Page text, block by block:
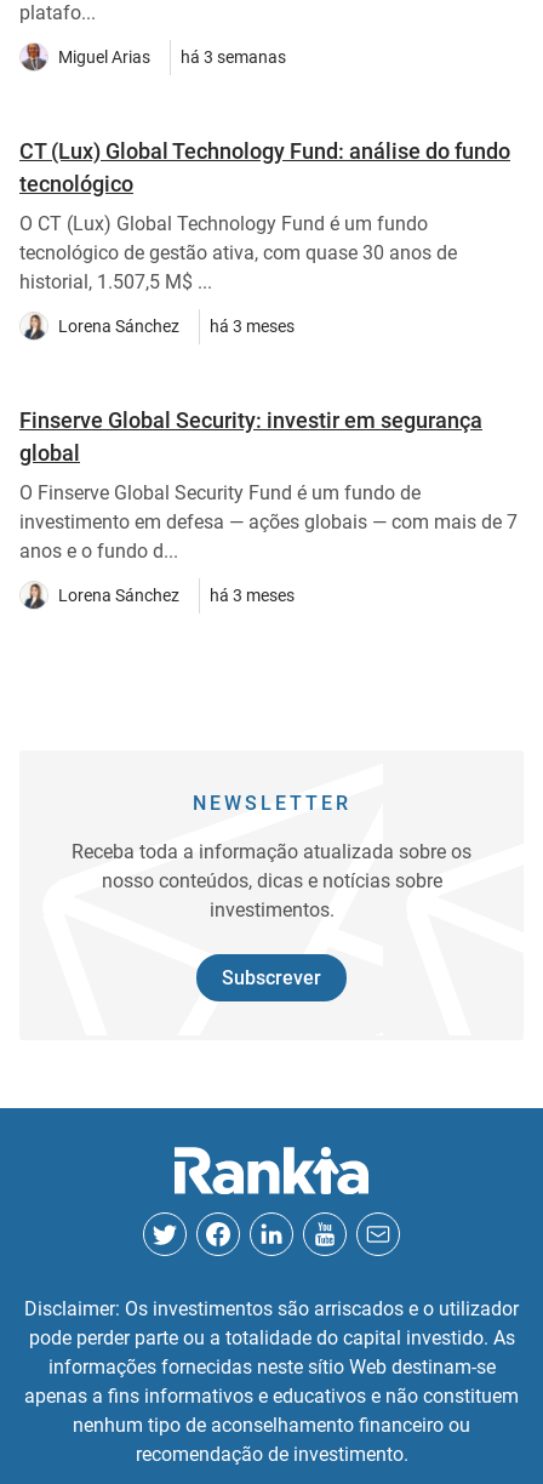
platafo...
Miguel Arias há 3 semanas
CT (Lux) Global Technology Fund: análise do fundo
tecnológico
O CT (Lux) Global Technology Fund é um fundo
tecnológico de gestão ativa, com quase 30 anos de
historial, 1.507,5 M$ ...
Lorena Sánchez há 3 meses
Finserve Global Security: investir em segurança
global
O Finserve Global Security Fund é um fundo de
investimento em defesa — ações globais — com mais de 7
anos e o fundo d...
Lorena Sánchez há 3 meses
NEWSLETTER
Receba toda a informação atualizada sobre os
nosso conteúdos, dicas e notícias sobre
investimentos.
Subscrever
Disclaimer: Os investimentos são arriscados e o utilizador
pode perder parte ou a totalidade do capital investido. As
informações fornecidas neste sítio Web destinam-se
apenas a fins informativos e educativos e não constituem
nenhum tipo de aconselhamento financeiro ou
recomendação de investimento.